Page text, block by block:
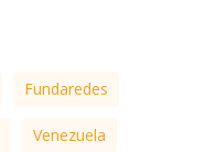
Fundaredes
Venezuela